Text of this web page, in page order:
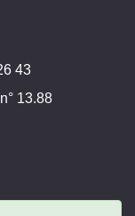
43
n° 13.88